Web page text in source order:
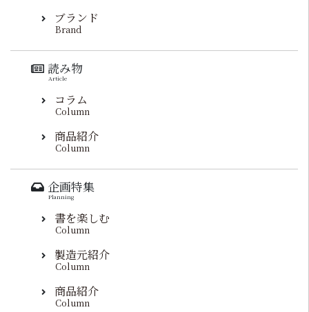
ブランド
Brand
読み物
Article
コラム
Column
商品紹介
Column
企画特集
Planning
書を楽しむ
Column
製造元紹介
Column
商品紹介
Column